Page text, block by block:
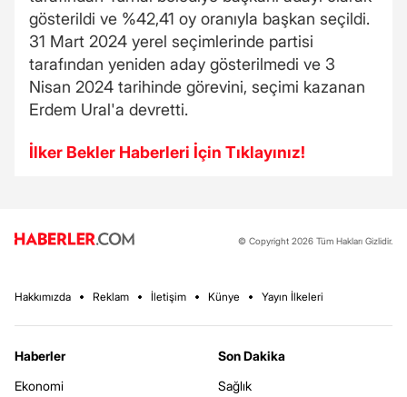
gösterildi ve %42,41 oy oranıyla başkan seçildi.
31 Mart 2024 yerel seçimlerinde partisi
tarafından yeniden aday gösterilmedi ve 3
Nisan 2024 tarihinde görevini, seçimi kazanan
Erdem Ural'a devretti.
İlker Bekler Haberleri İçin Tıklayınız!
© Copyright 2026 Tüm Hakları Gizlidir.
Hakkımızda Reklam İletişim Künye Yayın İlkeleri
Haberler
Ekonomi
Son Dakika
Sağlık